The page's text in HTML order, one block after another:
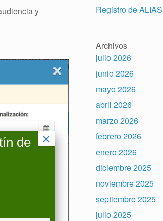
y
Registro de ALIAS
Archivos
julio 2026
junio 2026
mayo 2026
abril 2026
marzo 2026
febrero 2026
enero 2026
diciembre 2025
noviembre 2025
septiembre 2025
julio 2025
de
×